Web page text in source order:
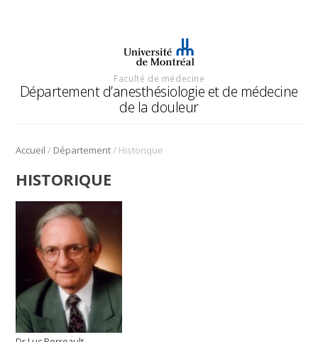
Faculté de médecine
Département d’anesthésiologie et de médecine
de la douleur
Accueil / Département/ Historique
HISTORIQUE